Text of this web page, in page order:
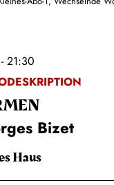
21:30
Bizet
Haus